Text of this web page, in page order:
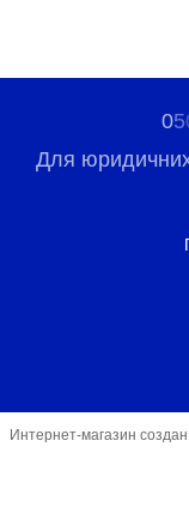
05
Для
Интернет-магазин